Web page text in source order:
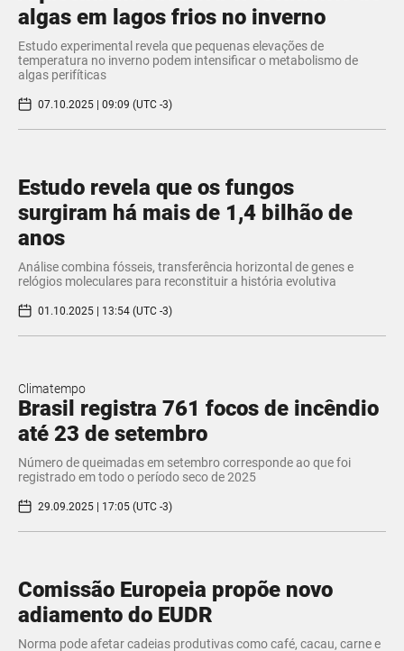
algas em lagos frios no inverno
Estudo experimental revela que pequenas elevações de
temperatura no inverno podem intensificar o metabolismo de
algas perifíticas
07.10.2025 | 09:09 (UTC -3)
Estudo revela que os fungos
surgiram há mais de 1,4 bilhão de
anos
Análise combina fósseis, transferência horizontal de genes e
relógios moleculares para reconstituir a história evolutiva
01.10.2025 | 13:54 (UTC -3)
Climatempo
Brasil registra 761 focos de incêndio
até 23 de setembro
Número de queimadas em setembro corresponde ao que foi
registrado em todo o período seco de 2025
29.09.2025 | 17:05 (UTC -3)
Comissão Europeia propõe novo
adiamento do EUDR
Norma pode afetar cadeias produtivas como café, cacau, carne e